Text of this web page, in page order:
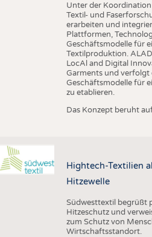
Unter der
Textil- und
erarbeiten und
Plattformen,
Geschäftsmodelle für
Textilproduktion.
LocAl and Digital
Garments und verfolgt
Geschäftsmodelle für
zu etablieren.
Das Konzept beruht
Hightech-Textilien
Hitzewelle
Südwesttextil begrüßt
Hitzeschutz und
zum Schutz von
Wirtschaftsstandort.